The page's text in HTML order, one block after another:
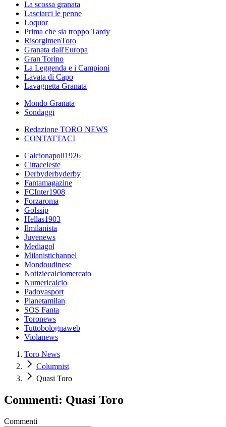
La scossa granata
Lasciarci le penne
Loquor
Prima che sia troppo Tardy
RisorgimenToro
Granata dall'Europa
Gran Torino
La Leggenda e i Campioni
Lavata di Capo
Lavagnetta Granata
Mondo Granata
Sondaggi
Redazione TORO NEWS
CONTATTACI
Calcionapoli1926
Cittaceleste
Derbyderbyderby
Fantamagazine
FCInter1908
Forzaroma
Golssip
Hellas1903
Ilmilanista
Juvenews
Mediagol
Milanistichannel
Mondoudinese
Notiziecalciomercato
Numericalcio
Padovasport
Pianetamilan
SOS Fanta
Toronews
Tuttobolognaweb
Violanews
Toro News
Columnist
Quasi Toro
Commenti: Quasi Toro
Commenti